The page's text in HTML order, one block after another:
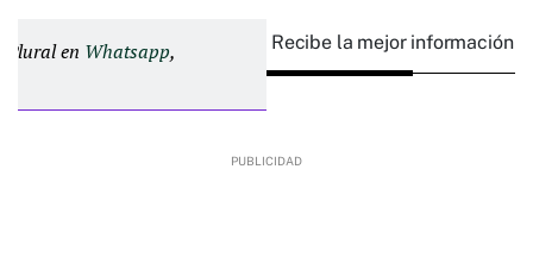
Plural en Whatsapp, Recibe la mejor información